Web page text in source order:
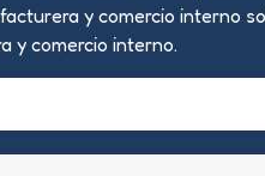
y comercio interno
y comercio interno.